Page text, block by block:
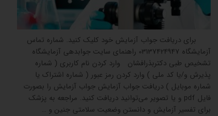
برای دریافت جواب آزمایش خود کلیک کنید. شماره تماس
آزمایشگاه 03137424947 راهنمای سایت جوابدهی آزمایشگاه
تشخیص طبی دکتربذرافشان وارد کردن نام کاربری ( شماره
پذیرش و/یا کد ملی ) وارد کردن رمز عبور ( شماره اشتراک یا
شماره موبایل ) دریافت جواب آزمایش جواب آزمایش را بصورت
فایل pdf و یا تصویر می‌توانید دریافت کنید. مراجعه به پزشک
برای تفسیر آزمایش و دانستن وضعیت سلامتی جنین و …